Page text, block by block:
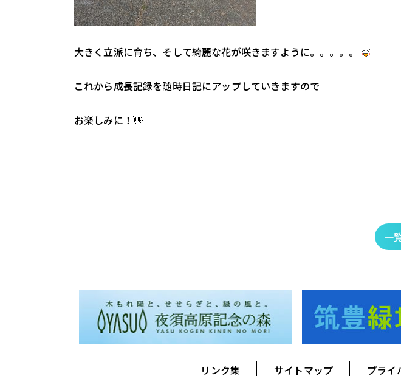
大きく立派に育ち、そして綺麗な花が咲きますように。。。。。
これから成長記録を随時日記にアップしていきますので
お楽しみに！👋
一
リンク集 サイトマップ プライ